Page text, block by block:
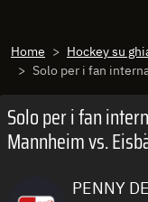
Home Hockey su
Solo per i fan internazionali
Solo per i fan
Mannheim vs.
PENNY